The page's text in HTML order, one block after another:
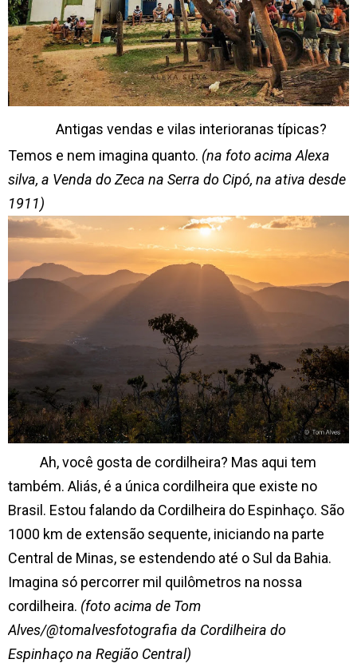
Antigas vendas e vilas interioranas típicas?
Temos e nem imagina quanto. (na foto acima Alexa
silva, a Venda do Zeca na Serra do Cipó, na ativa desde
1911)
Ah, você gosta de cordilheira? Mas aqui tem
também. Aliás, é a única cordilheira que existe no
Brasil. Estou falando da Cordilheira do Espinhaço. São
1000 km de extensão sequente, iniciando na parte
Central de Minas, se estendendo até o Sul da Bahia.
Imagina só percorrer mil quilômetros na nossa
cordilheira. (foto acima de Tom
Alves/@tomalvesfotografia da Cordilheira do
Espinhaço na Região Central)